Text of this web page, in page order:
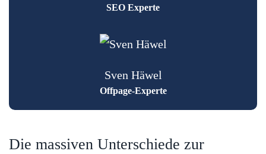
SEO Experte
Sven Häwel
Offpage-Experte
Die massiven Unterschiede zur